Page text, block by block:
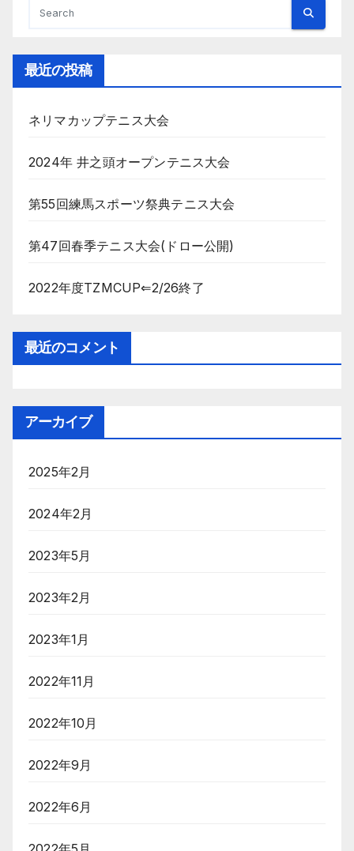
最近の投稿
ネリマカップテニス大会
2024年 井之頭オープンテニス大会
第55回練馬スポーツ祭典テニス大会
第47回春季テニス大会(ドロー公開)
2022年度TZMCUP⇐2/26終了
最近のコメント
アーカイブ
2025年2月
2024年2月
2023年5月
2023年2月
2023年1月
2022年11月
2022年10月
2022年9月
2022年6月